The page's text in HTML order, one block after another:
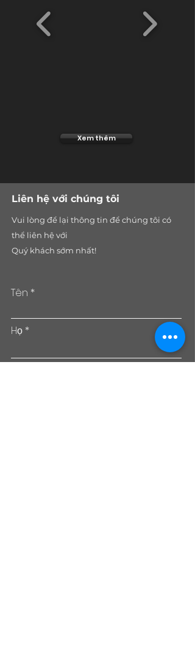
Xem thêm
Tên
Họ
Vui lòng để lại thông tin để chúng tôi có
thể liên hệ với
Quý khách sớm nhất!
​Liên hệ với chúng tôi